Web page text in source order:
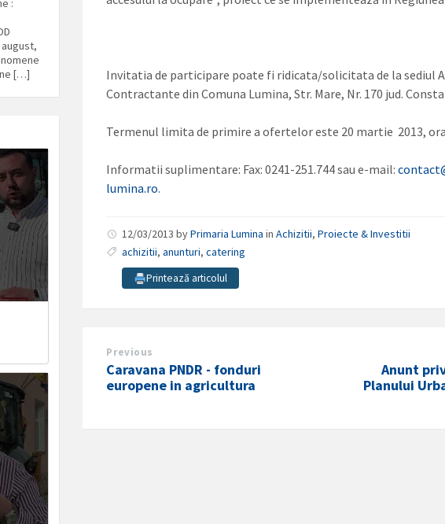
Invitatia de participare poate fi ridicata/solicitata de la sediul
Contractante din Comuna Lumina, Str. Mare, Nr. 170 jud.
Termenul limita de primire a ofertelor este 20 martie 2013, ora
Informatii suplimentare: Fax: 0241-251.744 sau e-mail:
lumina.ro.
12/03/2013byPrimaria Lumina inAchizitii,Proiecte & Investitii
achizitii,anunturi,catering
Printează articolul
Previous
Caravana PNDR - fonduri
europene in agricultura
Anunt
Planului
:
[…]